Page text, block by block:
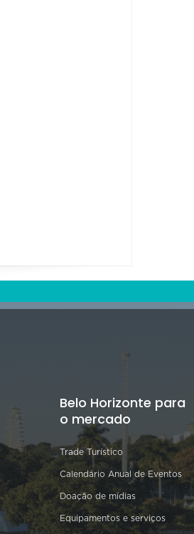
Belo Horizonte para
o mercado
Trade Turístico
Calendário Anual de Eventos
Doação de mídias
Equipamentos e serviços